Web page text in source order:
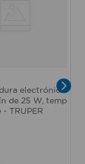
electrónica
de 25 W, temp
TRUPER